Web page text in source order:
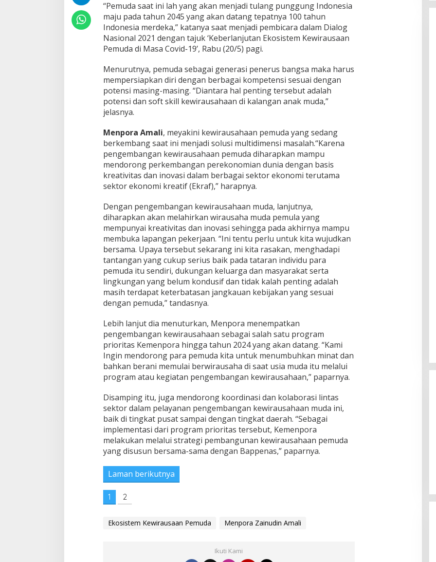
“Pemuda saat ini lah yang akan menjadi tulang punggung Indonesia
maju pada tahun 2045 yang akan datang tepatnya 100 tahun
Indonesia merdeka,” katanya saat menjadi pembicara dalam Dialog
Nasional 2021 dengan tajuk ‘Keberlanjutan Ekosistem Kewirausaan
Pemuda di Masa Covid-19’, Rabu (20/5) pagi.
Menurutnya, pemuda sebagai generasi penerus bangsa maka harus
mempersiapkan diri dengan berbagai kompetensi sesuai dengan
potensi masing-masing. “Diantara hal penting tersebut adalah
potensi dan soft skill kewirausahaan di kalangan anak muda,”
jelasnya.
Menpora Amali, meyakini kewirausahaan pemuda yang sedang
berkembang saat ini menjadi solusi multidimensi masalah.“Karena
pengembangan kewirausahaan pemuda diharapkan mampu
mendorong perkembangan perekonomian dunia dengan basis
kreativitas dan inovasi dalam berbagai sektor ekonomi terutama
sektor ekonomi kreatif (Ekraf),” harapnya.
Dengan pengembangan kewirausahaan muda, lanjutnya,
diharapkan akan melahirkan wirausaha muda pemula yang
mempunyai kreativitas dan inovasi sehingga pada akhirnya mampu
membuka lapangan pekerjaan. “Ini tentu perlu untuk kita wujudkan
bersama. Upaya tersebut sekarang ini kita rasakan, menghadapi
tantangan yang cukup serius baik pada tataran individu para
pemuda itu sendiri, dukungan keluarga dan masyarakat serta
lingkungan yang belum kondusif dan tidak kalah penting adalah
masih terdapat keterbatasan jangkauan kebijakan yang sesuai
dengan pemuda,” tandasnya.
Lebih lanjut dia menuturkan, Menpora menempatkan
pengembangan kewirausahaan sebagai salah satu program
prioritas Kemenpora hingga tahun 2024 yang akan datang. “Kami
Ingin mendorong para pemuda kita untuk menumbuhkan minat dan
bahkan berani memulai berwirausaha di saat usia muda itu melalui
program atau kegiatan pengembangan kewirausahaan,” paparnya.
Disamping itu, juga mendorong koordinasi dan kolaborasi lintas
sektor dalam pelayanan pengembangan kewirausahaan muda ini,
baik di tingkat pusat sampai dengan tingkat daerah. “Sebagai
implementasi dari program prioritas tersebut, Kemenpora
melakukan melalui strategi pembangunan kewirausahaan pemuda
yang disusun bersama-sama dengan Bappenas,” paparnya.
Laman berikutnya
1 2
Ekosistem Kewirausaan Pemuda Menpora Zainudin Amali
Ikuti Kami
Enam Pejabat Baru Resmi Dilantik
di Kejati Kepri oleh J. Devy